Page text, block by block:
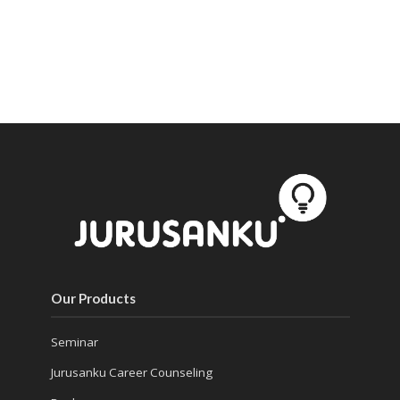
Our Products
Seminar
Jurusanku Career Counseling